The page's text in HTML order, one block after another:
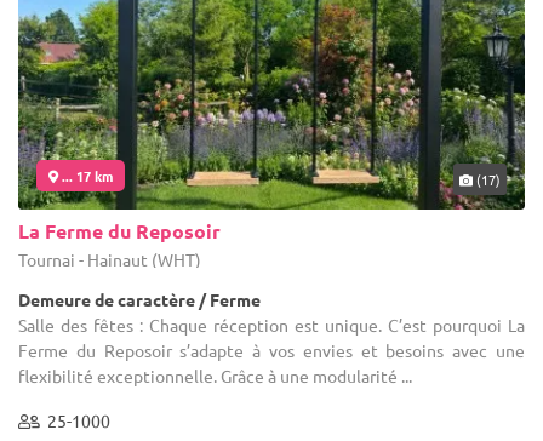
... 17 km (17)
La Ferme du Reposoir
Tournai - Hainaut (WHT)
Demeure de caractère / Ferme
Salle des fêtes : Chaque réception est unique. C’est pourquoi La
Ferme du Reposoir s’adapte à vos envies et besoins avec une
flexibilité exceptionnelle. Grâce à une modularité ...
25-1000